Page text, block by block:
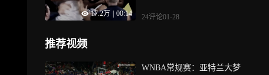
17.2万 00:14 24评论01-28
推荐视频
WNBA常规赛：亚特兰大梦